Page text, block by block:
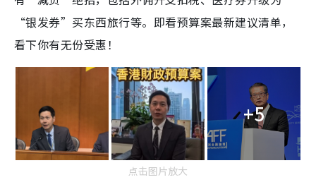
“银发券”买东西旅行等。即看预算案最新建议清单，
看下你有无份受惠！
+5
点击图片放大